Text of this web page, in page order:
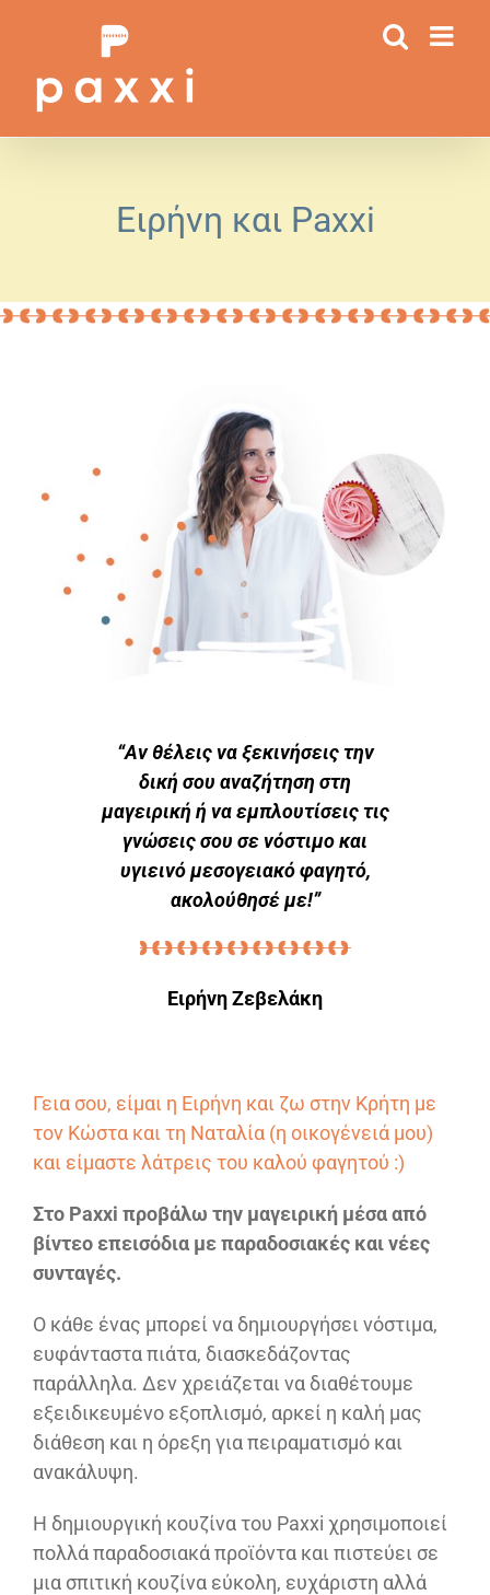
περιεχόμενο
Ειρήνη και Paxxi
“Αν θέλεις να ξεκινήσεις την
δική σου αναζήτηση στη
μαγειρική ή να εμπλουτίσεις τις
γνώσεις σου σε νόστιμο και
υγιεινό μεσογειακό φαγητό,
ακολούθησέ με!”
Ειρήνη Ζεβελάκη
Γεια σου, είμαι η Ειρήνη και ζω στην Κρήτη με
τον Κώστα και τη Ναταλία (η οικογένειά μου)
και είμαστε λάτρεις του καλού φαγητού :)
Στο Paxxi προβάλω την μαγειρική μέσα από
βίντεο επεισόδια με παραδοσιακές και νέες
συνταγές.
Ο κάθε ένας μπορεί να δημιουργήσει νόστιμα,
ευφάνταστα πιάτα, διασκεδάζοντας
παράλληλα. Δεν χρειάζεται να διαθέτουμε
εξειδικευμένο εξοπλισμό, αρκεί η καλή μας
διάθεση και η όρεξη για πειραματισμό και
ανακάλυψη.
Η δημιουργική κουζίνα του Paxxi χρησιμοποιεί
πολλά παραδοσιακά προϊόντα και πιστεύει σε
μια σπιτική κουζίνα εύκολη, ευχάριστη αλλά